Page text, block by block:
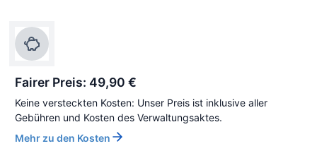
Fairer Preis: 49,90 €
Keine versteckten Kosten: Unser Preis ist inklusive aller
Gebühren und Kosten des Verwaltungsaktes.
Mehr zu den Kosten